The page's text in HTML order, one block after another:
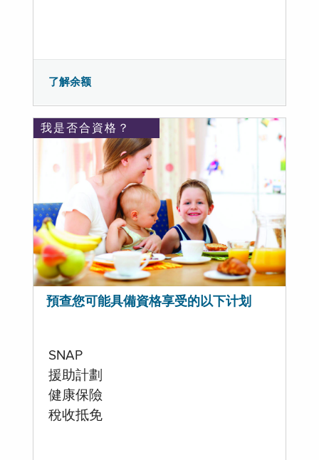
了解余额
我是否合資格？
預查您可能具備資格享受的以下计划
SNAP
援助計劃
健康保險
稅收抵免